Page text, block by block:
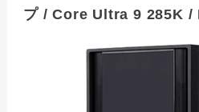
プ / Core Ultra 9 285K /